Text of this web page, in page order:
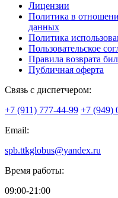
Лицензии
Политика в
данных
Политика
Пользовательское
Правила возврата
Публичная оферта
Связь с диспетчером:
+7 (911) 777-44-99 +7 (949)
Email:
spb.ttkglobus@yandex.ru
Время работы:
09:00-21:00